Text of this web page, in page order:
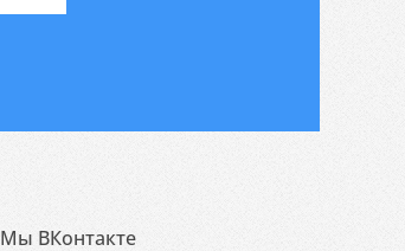
Мы ВКонтакте